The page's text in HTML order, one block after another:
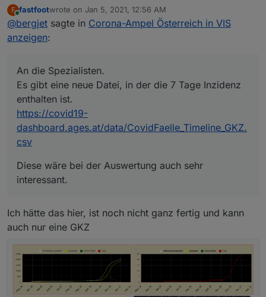
enthalten ist.
https://covid19-
dashboard.ages.at/data/CovidFaelle_Timeline_GKZ.csv
Diese wäre bei der Auswertung auch sehr interessant.
F
Online
fastfootwrote on Jan 5, 2021, 12:56 AM
last edited by
@bergjet sagte in Corona-Ampel Österreich in VIS
anzeigen:
An die Spezialisten.
Es gibt eine neue Datei, in der die 7 Tage Inzidenz
enthalten ist.
https://covid19-
dashboard.ages.at/data/CovidFaelle_Timeline_GKZ.
csv
Diese wäre bei der Auswertung auch sehr
interessant.
Ich hätte das hier, ist noch nicht ganz fertig und kann
auch nur eine GKZ